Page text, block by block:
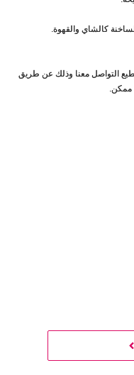
كالشاي والقهوة.
التواصل معنا وذلك عن طريق
ممكن.